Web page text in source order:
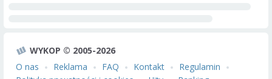
WYKOP © 2005-2026
O nas
Reklama FAQ Kontakt
Regulamin